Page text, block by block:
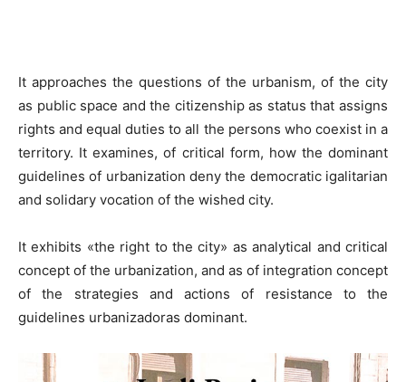
It approaches the questions of the urbanism, of the city
as public space and the citizenship as status that assigns
rights and equal duties to all the persons who coexist in a
territory. It examines, of critical form, how the dominant
guidelines of urbanization deny the democratic igalitarian
and solidary vocation of the wished city.
It exhibits «the right to the city» as analytical and critical
concept of the urbanization, and as of integration concept
of the strategies and actions of resistance to the
guidelines urbanizadoras dominant.